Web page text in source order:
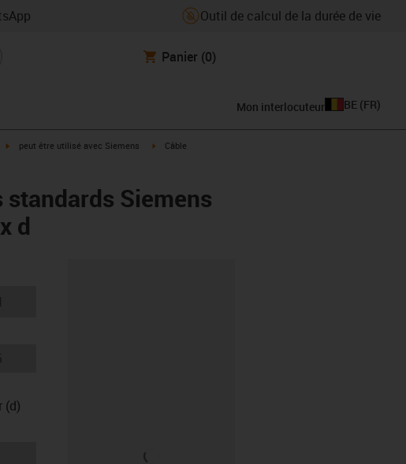
Outil de calcul de la durée de vie
Panier (0)
Mon interlocuteur BE (FR)
igus-icon-arrow-right
peut être utilisé avec Siemens igus-icon-arrow-right
Câble
Siemens
d
(d)